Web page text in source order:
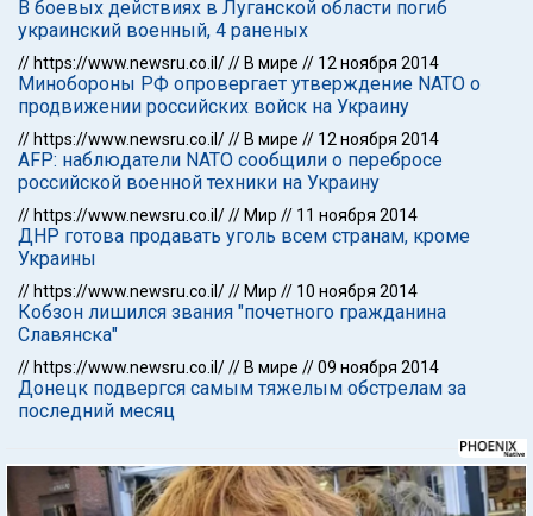
В боевых действиях в Луганской области погиб
украинский военный, 4 раненых
// https://www.newsru.co.il/// В мире // 12 ноября 2014
Минобороны РФ опровергает утверждение NATO о
продвижении российских войск на Украину
// https://www.newsru.co.il/// В мире // 12 ноября 2014
AFP: наблюдатели NATO сообщили о перебросе
российской военной техники на Украину
// https://www.newsru.co.il/// Мир // 11 ноября 2014
ДНР готова продавать уголь всем странам, кроме
Украины
// https://www.newsru.co.il/// Мир // 10 ноября 2014
Кобзон лишился звания "почетного гражданина
Славянска"
// https://www.newsru.co.il/// В мире //09 ноября 2014
Донецк подвергся самым тяжелым обстрелам за
последний месяц